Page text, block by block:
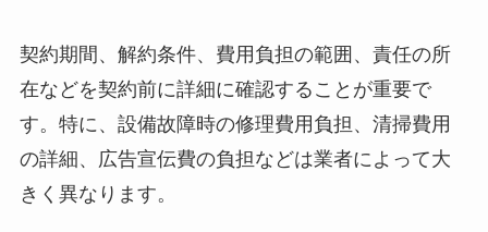
契約期間、解約条件、費用負担の範囲、責任の所
在などを契約前に詳細に確認することが重要で
す。特に、設備故障時の修理費用負担、清掃費用
の詳細、広告宣伝費の負担などは業者によって大
きく異なります。